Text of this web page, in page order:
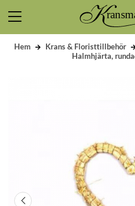
Hem Krans & Floristtillbehör
Halmhjärta,